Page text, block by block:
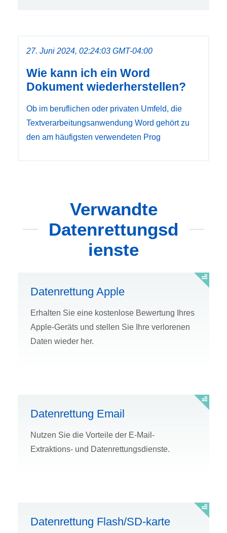
27. Juni 2024, 02:24:03 GMT-04:00
Wie kann ich ein Word
Dokument wiederherstellen?
Ob im beruflichen oder privaten Umfeld, die
Textverarbeitungsanwendung Word gehört zu
den am häufigsten verwendeten Prog
Verwandte
Datenrettungsd
ienste
Datenrettung Apple
Erhalten Sie eine kostenlose Bewertung Ihres
Apple-Geräts und stellen Sie Ihre verlorenen
Daten wieder her.
Datenrettung Email
Nutzen Sie die Vorteile der E-Mail-
Extraktions- und Datenrettungsdienste.
Datenrettung Flash/SD-karte